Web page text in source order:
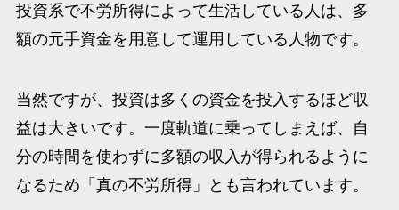
投資系で不労所得によって生活している人は、多
額の元手資金を用意して運用している人物です。
当然ですが、投資は多くの資金を投入するほど収
益は大きいです。一度軌道に乗ってしまえば、自
分の時間を使わずに多額の収入が得られるように
なるため「真の不労所得」とも言われています。